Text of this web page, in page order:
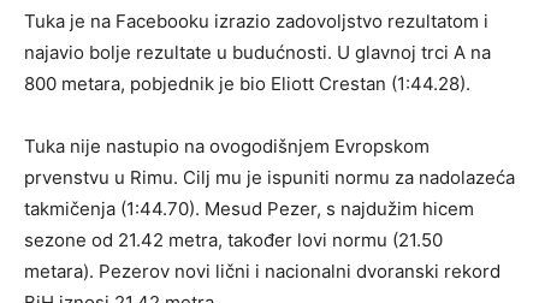
Tuka je na Facebooku izrazio zadovoljstvo rezultatom i
najavio bolje rezultate u budućnosti. U glavnoj trci A na
800 metara, pobjednik je bio Eliott Crestan (1:44.28).
Tuka nije nastupio na ovogodišnjem Evropskom
prvenstvu u Rimu. Cilj mu je ispuniti normu za nadolazeća
takmičenja (1:44.70). Mesud Pezer, s najdužim hicem
sezone od 21.42 metra, također lovi normu (21.50
metara). Pezerov novi lični i nacionalni dvoranski rekord